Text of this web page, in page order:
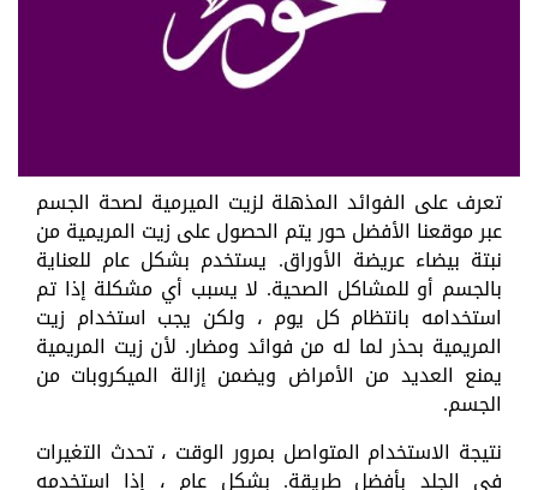
تعرف على الفوائد المذهلة لزيت الميرمية لصحة الجسم
عبر موقعنا الأفضل حور يتم الحصول على زيت المريمية من
نبتة بيضاء عريضة الأوراق. يستخدم بشكل عام للعناية
بالجسم أو للمشاكل الصحية. لا يسبب أي مشكلة إذا تم
استخدامه بانتظام كل يوم ، ولكن يجب استخدام زيت
المريمية بحذر لما له من فوائد ومضار. لأن زيت المريمية
يمنع العديد من الأمراض ويضمن إزالة الميكروبات من
الجسم.
نتيجة الاستخدام المتواصل بمرور الوقت ، تحدث التغيرات
في الجلد بأفضل طريقة. بشكل عام ، إذا استخدمه